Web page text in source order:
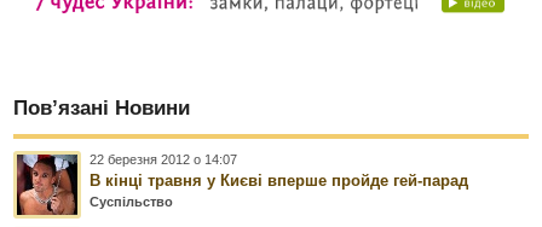
Пов’язані Новини
22 березня 2012 о 14:07
В кінці травня у Києві вперше пройде гей-парад
Суспільство